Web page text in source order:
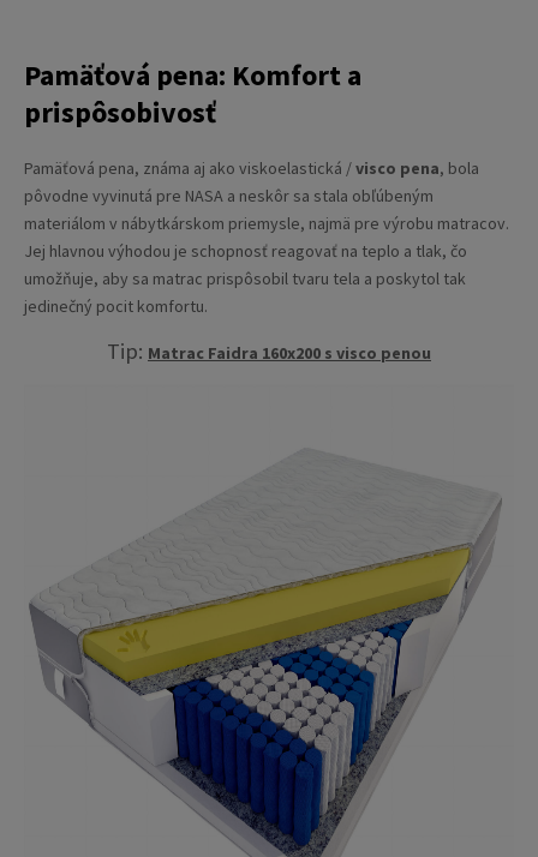
Pamäťová pena: Komfort a
prispôsobivosť
Pamäťová pena, známa aj ako viskoelastická /visco pena, bola
pôvodne vyvinutá pre NASA a neskôr sa stala obľúbeným
materiálom v nábytkárskom priemysle, najmä pre výrobu matracov.
Jej hlavnou výhodou je schopnosť reagovať na teplo a tlak, čo
umožňuje, aby sa matrac prispôsobil tvaru tela a poskytol tak
jedinečný pocit komfortu.
Tip: Matrac Faidra 160x200 s visco penou